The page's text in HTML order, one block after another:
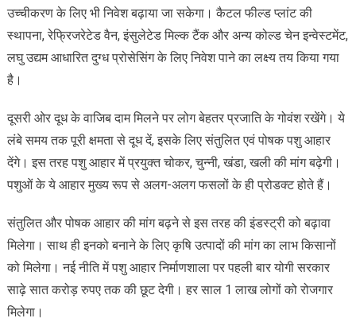
उच्चीकरण के लिए भी निवेश बढ़ाया जा सकेगा। कैटल फील्ड प्लांट की
स्थापना, रेफ्रिजरेटेड वैन, इंसुलेटेड मिल्क टैंक और अन्य कोल्ड चेन इन्वेस्टमेंट,
लघु उद्यम आधारित दुग्ध प्रोसेसिंग के लिए निवेश पाने का लक्ष्य तय किया गया
है।
दूसरी ओर दूध के वाजिब दाम मिलने पर लोग बेहतर प्रजाति के गोवंश रखेंगे। ये
लंबे समय तक पूरी क्षमता से दूध दें, इसके लिए संतुलित एवं पोषक पशु आहार
देंगे। इस तरह पशु आहार में प्रयुक्त चोकर, चुन्नी, खंडा, खली की मांग बढ़ेगी।
पशुओं के ये आहार मुख्य रूप से अलग-अलग फसलों के ही प्रोडक्ट होते हैं।
संतुलित और पोषक आहार की मांग बढ़ने से इस तरह की इंडस्ट्री को बढ़ावा
मिलेगा। साथ ही इनको बनाने के लिए कृषि उत्पादों की मांग का लाभ किसानों
को मिलेगा। नई नीति में पशु आहार निर्माणशाला पर पहली बार योगी सरकार
साढ़े सात करोड़ रुपए तक की छूट देगी। हर साल 1 लाख लोगों को रोजगार
मिलेगा।